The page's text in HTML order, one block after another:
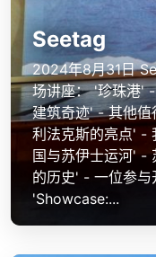
Seetag
2024年8月31日
场讲座： '珍珠港'
建筑奇迹' - 其他值
利法克斯的亮点' -
国与苏伊士运河' -
的历史' - 一位参与
'Showcase:...